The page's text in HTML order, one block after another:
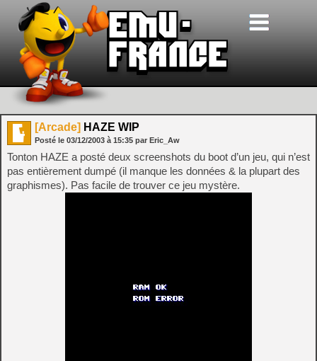
[Arcade] HAZE WIP
Posté le 03/12/2003 à 15:35 par Eric_Aw
Tonton HAZE a posté deux screenshots du boot d’un jeu, qui n’est
pas entièrement dumpé (il manque les données & la plupart des
graphismes). Pas facile de trouver ce jeu mystère.